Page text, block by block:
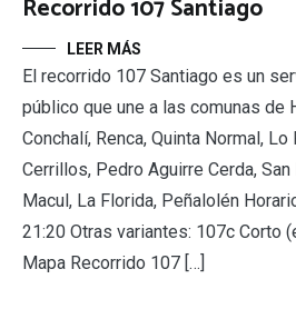
Recorrido 107 Santiago
LEER MÁS
El recorrido 107 Santiago es un
público que une a las comunas de
Conchalí, Renca, Quinta Normal,
Cerrillos, Pedro Aguirre Cerda,
Macul, La Florida, Peñalolén
21:20 Otras variantes: 107c Corto
Mapa Recorrido 107 […]